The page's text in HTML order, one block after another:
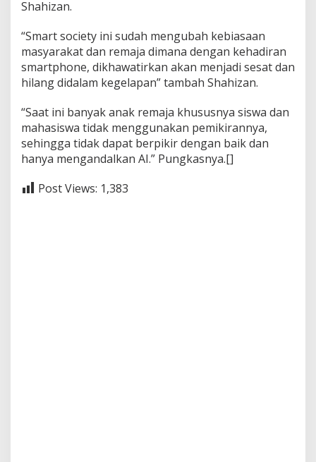
Shahizan.
“Smart society ini sudah mengubah kebiasaan
masyarakat dan remaja dimana dengan kehadiran
smartphone, dikhawatirkan akan menjadi sesat dan
hilang didalam kegelapan” tambah Shahizan.
“Saat ini banyak anak remaja khususnya siswa dan
mahasiswa tidak menggunakan pemikirannya,
sehingga tidak dapat berpikir dengan baik dan
hanya mengandalkan AI.” Pungkasnya.[]
Post Views: 1,383